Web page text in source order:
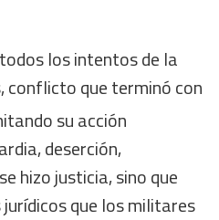
los intentos de la
conflicto que terminó con
su acción
deserción,
hizo justicia, sino que
que los militares